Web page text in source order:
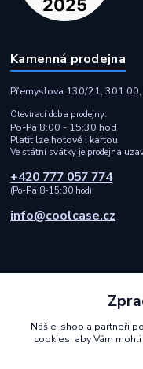
Kamenná prodejna
Přemyslova 130/21, 301 00,
Otevírací doba prodejny:
Po-Pá 8:00 - 15:30 hod
Platit lze hotově i kartou.
Ve státní svátky je prodejna
+420 777 057 774
(Po-Pá 8-15:30 hod)
info@coolcase.cz
Rychlá a
2014 - 2026 ©
Náš e-shop a partneři
cookies, aby Vám